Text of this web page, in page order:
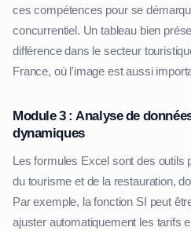
ces compétences pour se
concurrentiel. Un tableau bien
différence dans le secteur
France, où l'image est aussi
Module 3 : Analyse de
dynamiques
Les formules Excel sont des outils
du tourisme et de la restauration,
Par exemple, la fonction SI peut
ajuster automatiquement les tarifs